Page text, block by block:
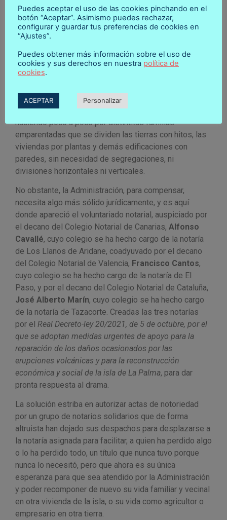
tantumdem, es decir, con un equivalente a lo perdido.
Por lo menos en cuanto al suelo y construcciones ya
que nunca podrán ser justamente compensados en
cuanto al resto del daño.
Y la pregunta es ¿qué es lo que tenías? La respuesta
es que los parientes, los vecinos y los amigos, todos
no se discute. La tierra viene de herencias de
generaciones, las casas y construcciones se han ido
haciendo poco a poco por distintitas familias
emparentadas que se dividen las tierras con hitos, las
viviendas por plantas y demás edificaciones con
paredes, sin necesidad de segregaciones, ni
divisiones horizontales ni verticales.
No obstante, la Administración, para compensar,
necesita algo más sólido jurídicamente, y es aquí
donde apareció el voluntariado notarial, auspiciado por
el decano del Colegio Notarial de Canarias, Alfonso
Cavallé, cuyo colegio se ha hecho cargo de la notaría
de Los Llanos de Aridane, coadyuvado por el decano
del Colegio Notarial de Valencia, Francisco Cantos,
cuyo colegio se ha hecho cargo de la notaría de El
Paso, y por el decano del Colegio Notarial de Cataluña,
José Alberto Marín, cuyo colegio se ha hecho cargo
de la notaría de Tazacorte. Creadas las tres notarías
por el Real Decreto-ley 20/2021, de 5 de octubre, por el
que se adoptan medidas urgentes de apoyo para la
reparación de los daños ocasionados por las
erupciones volcánicas y para la reconstrucción
económica y social de la isla de La Palma, para dar
pronta respuesta al drama.
La solución estriba en autorizar actas de notoriedad
por un grupo de notarios solidarios que de forma
altruista han dejado sus despachos para desplazarse a
la notaría asignada para facilitar, a quien ha perdido algo
o lo ha perdido todo, un título que nunca tuvo porque
nunca lo necesitó, pero que ahora es su única
esperanza para que sea atendido por la Administración
y poder recomponer de nuevo su vida familiar y vecinal
en otra vivienda de la isla, o su vida como agricultor o
empresario en otra tierra.
Puedes aceptar el uso de las cookies pinchando en el
botón “Aceptar”. Asimismo puedes rechazar,
configurar y guardar tus preferencias de cookies en
“Ajustes”.
Puedes obtener más información sobre el uso de
cookies y sus derechos en nuestra política de
cookies.
ACEPTAR Personalizar